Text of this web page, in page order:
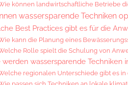
können landwirtschaftliche Betriebe
wassersparende Techniken
Best Practices gibt es für die
kann die Planung eines
Rolle spielt die Schulung von
werden wassersparende Techniken
regionalen Unterschiede gibt es